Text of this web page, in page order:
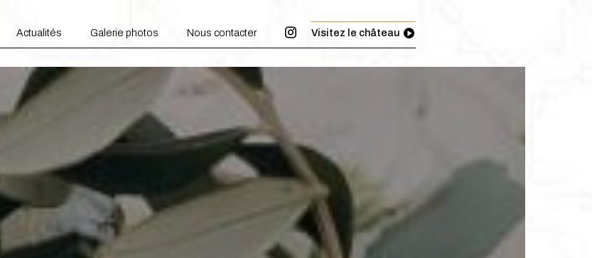
Actualités Galerie photos Nous contacter Visitez le château